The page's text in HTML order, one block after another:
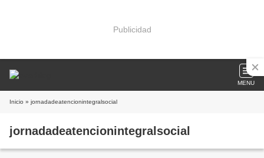
Publicidad
MENU
Inicio » jornadadeatencionintegralsocial
jornadadeatencionintegralsocial